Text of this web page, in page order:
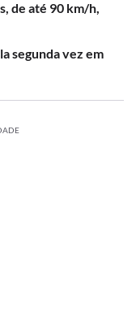
de até 90 km/h,
segunda vez em